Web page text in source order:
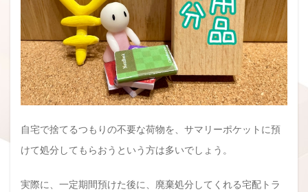
自宅で捨てるつもりの不要な荷物を、サマリーポケットに預
けて処分してもらおうという方は多いでしょう。
実際に、一定期間預けた後に、廃棄処分してくれる宅配トラ